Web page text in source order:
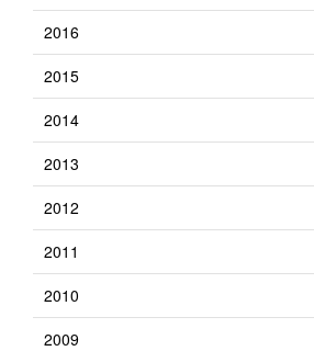
2016
2015
2014
2013
2012
2011
2010
2009